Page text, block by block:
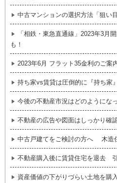
中古マンションの選択方法「狙い
「相鉄・東急直通線」2023年3
も！
2023年6月 フラット35金利のご案
持ち家vs賃貸は圧倒的に『持ち家
今後の不動産市況はどのようにな
不動産の広告や図面はしっかり確
中古戸建てをご検討の方へ 木造
不動産購入後に賃貸住宅を退去
資産価値の下がりづらい土地を購